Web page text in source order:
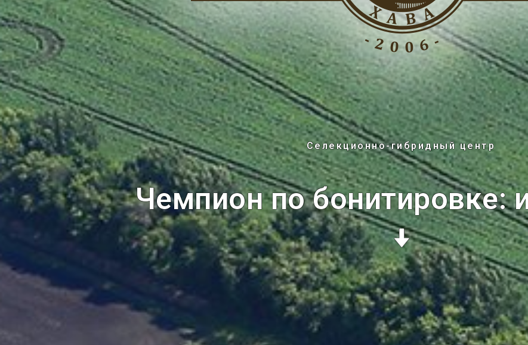
Селекционно-гибридный центр
Чемпион по бонитировке: